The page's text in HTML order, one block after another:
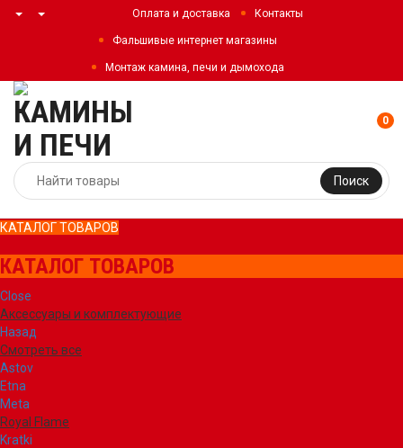
Оплата и доставка Контакты
Фальшивые интернет магазины
Монтаж камина, печи и дымохода
Поиск
0
КАТАЛОГ ТОВАРОВ
КАТАЛОГ ТОВАРОВ
Close
Аксессуары и комплектующие
Назад
Смотреть все
Astov
Etna
Meta
Royal Flame
Kratki